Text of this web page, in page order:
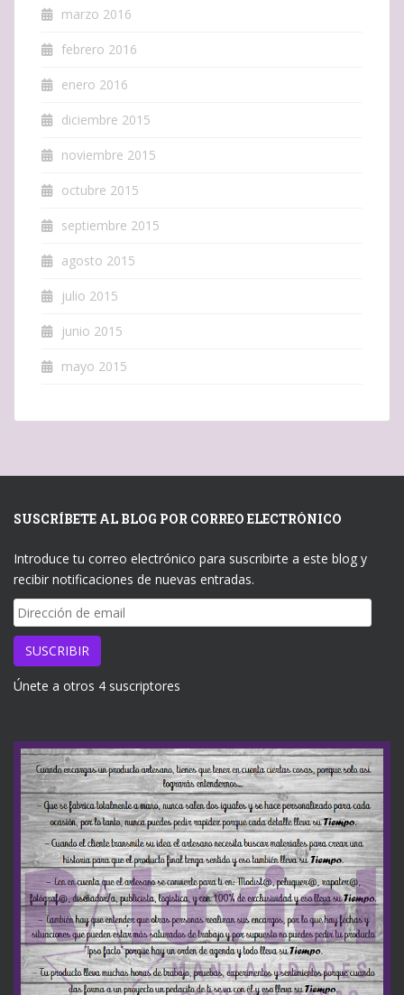
marzo 2016
febrero 2016
enero 2016
diciembre 2015
noviembre 2015
octubre 2015
septiembre 2015
agosto 2015
julio 2015
junio 2015
mayo 2015
SUSCRÍBETE AL BLOG POR CORREO ELECTRÓNICO
Introduce tu correo electrónico para suscribirte a este blog y
recibir notificaciones de nuevas entradas.
Dirección
de
email
SUSCRIBIR
Únete a otros 4 suscriptores